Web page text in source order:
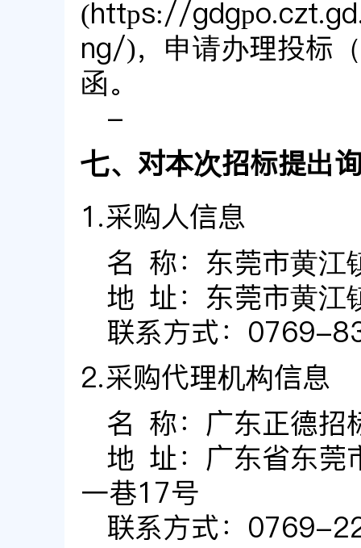
(https://
ng/)，申请办理投标
函。
-
七、对本次招标提出
1.采购人信息
名 称： 东莞市黄江
地 址： 东莞市黄江
联系方式： 0769-
2.采购代理机构信息
名 称： 广东正德招
地 址： 广东省东莞
一巷17号
联系方式： 0769-